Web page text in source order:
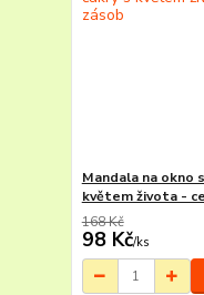
Mandala na okno
květem života -
168 Kč
98 Kč/ks